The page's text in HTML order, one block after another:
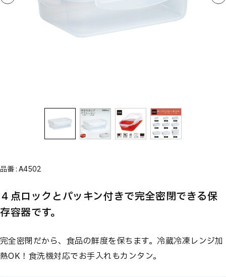
品番 :A4502
４点ロックとパッキン付きで完全密閉できる保
存容器です。
完全密閉だから、食品の鮮度を保ちます。冷蔵冷凍レンジ加
熱OK！食洗機対応でお手入れもカンタン。